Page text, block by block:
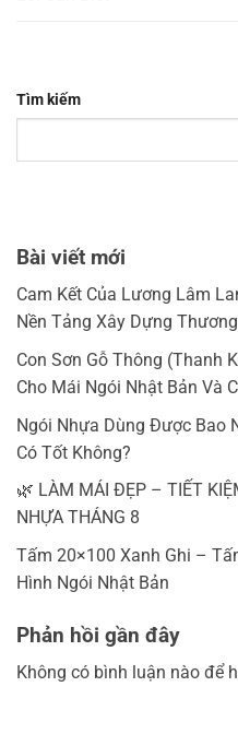
Tìm kiếm
Bài viết mới
Cam Kết Của Lương Lâm
Nền Tảng Xây Dựng
Con Sơn Gỗ Thông (Thanh
Cho Mái Ngói Nhật Bản Và
Ngói Nhựa Dùng Được Bao
Có Tốt Không?
🌿 LÀM MÁI ĐẸP – TIẾT
NHỰA THÁNG 8
Tấm 20×100 Xanh Ghi –
Hình Ngói Nhật Bản
Phản hồi gần đây
Không có bình luận nào để